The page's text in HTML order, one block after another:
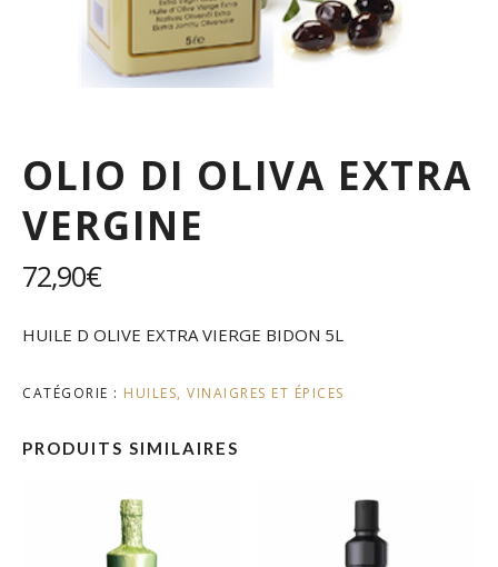
OLIO DI OLIVA EXTRA
VERGINE
72,90€
HUILE D OLIVE EXTRA VIERGE BIDON 5L
CATÉGORIE : HUILES, VINAIGRES ET ÉPICES
PRODUITS SIMILAIRES